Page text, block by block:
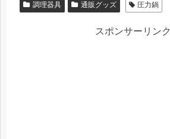
調理器具 通販グッズ 圧力鍋
スポンサーリンク